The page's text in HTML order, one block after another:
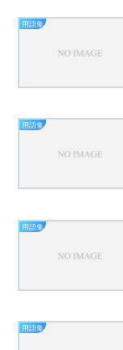
用語集
用語集
用語集
用語集